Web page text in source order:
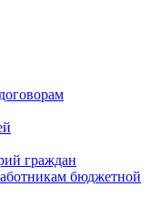
граждан
бюджетной